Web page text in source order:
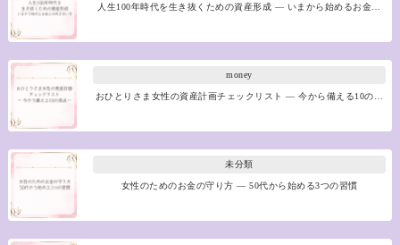
人生100年時代を生き抜くための資産形成 ― いまから始めるお金…
money
おひとりさま女性の資産計画チェックリスト ― 今から備える10の…
未分類
女性のためのお金の守り方 ― 50代から始める3つの習慣